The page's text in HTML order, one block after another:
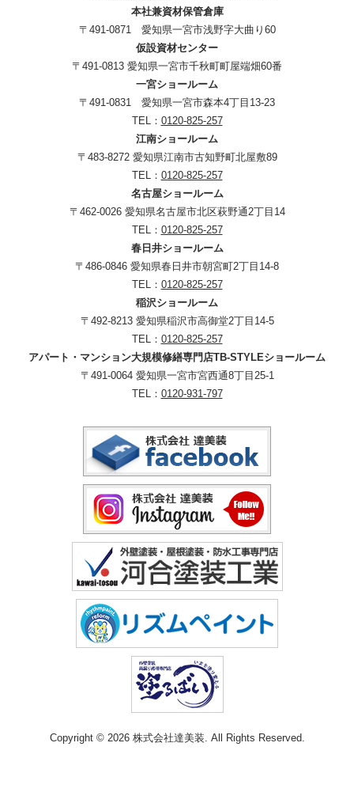
本社兼資材保管倉庫
〒491-0871 愛知県一宮市浅野字大曲り60
仮設資材センター
〒491-0813 愛知県一宮市千秋町町屋端畑60番
一宮ショールーム
〒491-0831 愛知県一宮市森本4丁目13-23
TEL： 0120-825-257
江南ショールーム
〒483-8272 愛知県江南市古知野町北屋敷89
TEL： 0120-825-257
名古屋ショールーム
〒462-0026 愛知県名古屋市北区萩野通2丁目14
TEL： 0120-825-257
春日井ショールーム
〒486-0846 愛知県春日井市朝宮町2丁目14-8
TEL： 0120-825-257
稲沢ショールーム
〒492-8213 愛知県稲沢市高御堂2丁目14-5
TEL： 0120-825-257
アパート・マンション大規模修繕専門店TB-STYLEショールーム
〒491-0064 愛知県一宮市宮西通8丁目25-1
TEL： 0120-931-797
Copyright © 2026 株式会社達美装. All Rights Reserved.